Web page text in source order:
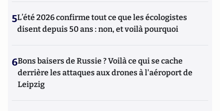
5L’été 2026 confirme tout ce que les écologistes
disent depuis 50 ans : non, et voilà pourquoi
6Bons baisers de Russie ? Voilà ce qui se cache
derrière les attaques aux drones à l'aéroport de
Leipzig